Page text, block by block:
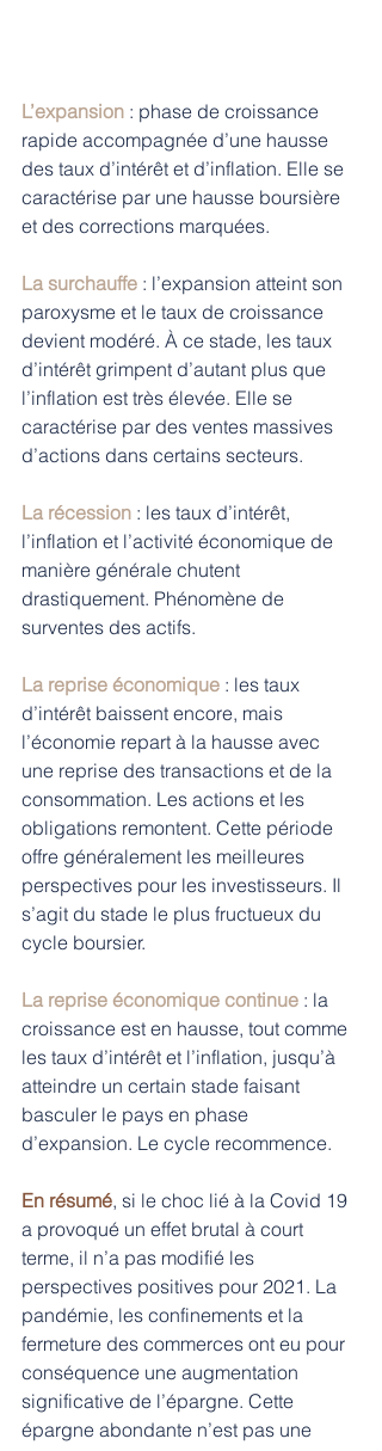
L’expansion : phase de croissance
rapide accompagnée d’une hausse
des taux d’intérêt et d’inflation. Elle se
caractérise par une hausse boursière
et des corrections marquées.
La surchauffe : l’expansion atteint son
paroxysme et le taux de croissance
devient modéré. À ce stade, les taux
d’intérêt grimpent d’autant plus que
l’inflation est très élevée. Elle se
caractérise par des ventes massives
d’actions dans certains secteurs.
La récession : les taux d’intérêt,
l’inflation et l’activité économique de
manière générale chutent
drastiquement. Phénomène de
surventes des actifs.
La reprise économique : les taux
d’intérêt baissent encore, mais
l’économie repart à la hausse avec
une reprise des transactions et de la
consommation. Les actions et les
obligations remontent. Cette période
offre généralement les meilleures
perspectives pour les investisseurs. Il
s’agit du stade le plus fructueux du
cycle boursier.
La reprise économique continue : la
croissance est en hausse, tout comme
les taux d’intérêt et l’inflation, jusqu’à
atteindre un certain stade faisant
basculer le pays en phase
d’expansion. Le cycle recommence.
En résumé, si le choc lié à la Covid 19
a provoqué un effet brutal à court
terme, il n’a pas modifié les
perspectives positives pour 2021. La
pandémie, les confinements et la
fermeture des commerces ont eu pour
conséquence une augmentation
significative de l’épargne. Cette
épargne abondante n’est pas une